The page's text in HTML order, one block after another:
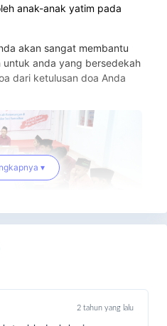
anak-anak yatim pada
akan sangat membantu
anda yang bersedekah
dari ketulusan doa Anda
Doa Yatim untuk
▾
2 tahun yang lalu